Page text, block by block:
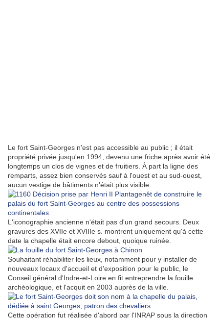
Le fort Saint-Georges n'est pas accessible au public ; il était
propriété privée jusqu'en 1994, devenu une friche après avoir été
longtemps un clos de vignes et de fruitiers. À part la ligne des
remparts, assez bien conservés sauf à l'ouest et au sud-ouest,
aucun vestige de bâtiments n'était plus visible.
L'iconographie ancienne n'était pas d'un grand secours. Deux
gravures des XVIIe et XVIIIe s. montrent uniquement qu'à cette
date la chapelle était encore debout, quoique ruinée.
Souhaitant réhabiliter les lieux, notamment pour y installer de
nouveaux locaux d'accueil et d'exposition pour le public, le
Conseil général d'Indre-et-Loire en fit entreprendre la fouille
archéologique, et l'acquit en 2003 auprès de la ville.
Cette opération fut réalisée d'abord par l'INRAP sous la direction